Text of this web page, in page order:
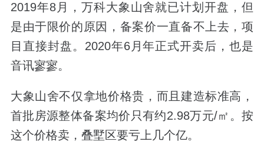
2019年8月，万科大象山舍就已计划开盘，但
是由于限价的原因，备案价一直备不上去，项
目直接封盘。2020年6月年正式开卖后，也是
音讯寥寥。
大象山舍不仅拿地价格贵，而且建造标准高，
首批房源整体备案均价只有约2.98万元/㎡。按
这个价格卖，叠墅区要亏上几个亿。